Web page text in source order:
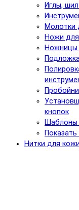
Иглы,
Молотки
Ножи
Ножницы
кнопок
Шаблоны
Показать
Нитки для кожи